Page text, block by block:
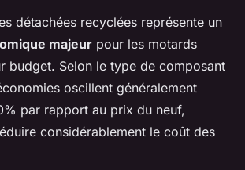
détachées recyclées représente un
majeur pour les motards
budget. Selon le type de composant
oscillent généralement
par rapport au prix du neuf,
considérablement le coût des